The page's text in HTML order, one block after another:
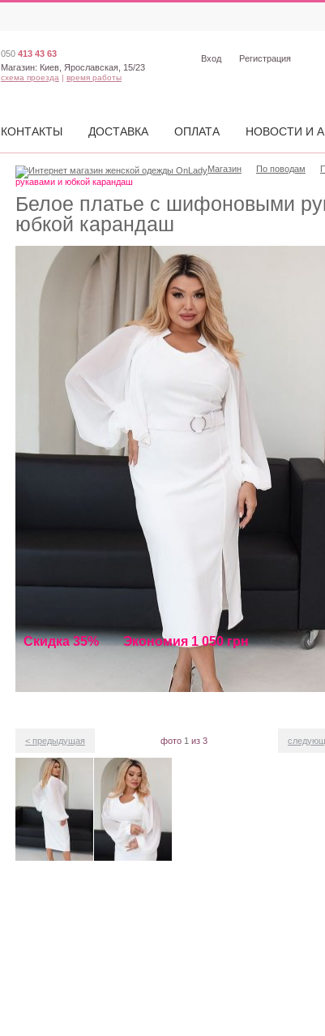
Белое платье с шифоновыми
юбкой карандаш
Скидка 35% Экономия 1 050 грн
< предыдущая фото 1 из 3
Магазин По поводам
рукавами и юбкой карандаш
050 413 43 63
Магазин: Киев, Ярославская, 15/23
схема проезда | время работы
Вход Регистрация
КОНТАКТЫ ДОСТАВКА ОПЛАТА НОВОСТИ И